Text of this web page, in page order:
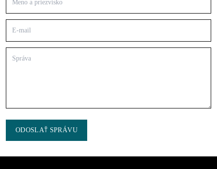
ODOSLAŤ SPRÁVU